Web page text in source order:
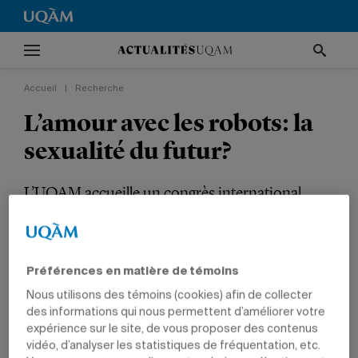
Accueil Recherche
L’amour avec les robots: la
sexualité du futur?
L’UQAM accueille un congrès international
PROFESSEURS
Préférences en matière de témoins
Nous utilisons des témoins (cookies) afin de collecter
des informations qui nous permettent d’améliorer votre
expérience sur le site, de vous proposer des contenus
vidéo, d’analyser les statistiques de fréquentation, etc.